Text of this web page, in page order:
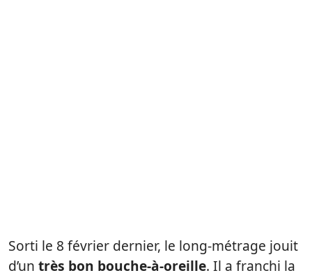
Sorti le 8 février dernier, le long-métrage jouit
d’un très bon bouche-à-oreille. Il a franchi la